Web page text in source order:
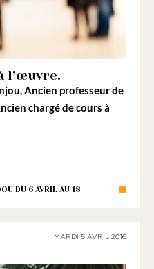
l’œuvre.
, Ancien professeur de
chargé de cours à
DU 6 AVRIL AU 18
MARDI 5 AVRIL 2016